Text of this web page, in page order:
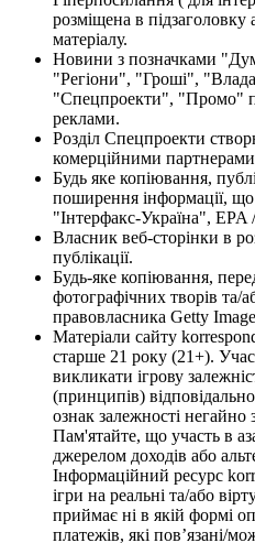
розміщена в
матеріалу.
Новини з позначками
"Регіони", "Гроші",
"Спецпроекти", "Промо"
реклами.
Розділ Спецпроекти
комерційними
Будь яке копіювання,
поширення інформації,
"Інтерфакс-Україна", EPA
Власник веб-сторінки в
публікації.
Будь-яке копіювання,
фотографічних творів та/
правовласника Getty
Матеріали сайту
старше 21 року (21+).
викликати ігрову
(принципів)
ознак залежності негайно
Пам'ятайте, що участь в
джерелом доходів або
Інформаційний ресурс
ігри на реальні та/або
приймає ні в якій формі
платежів, які пов’язані/